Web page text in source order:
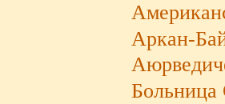
Аркан-
Больница